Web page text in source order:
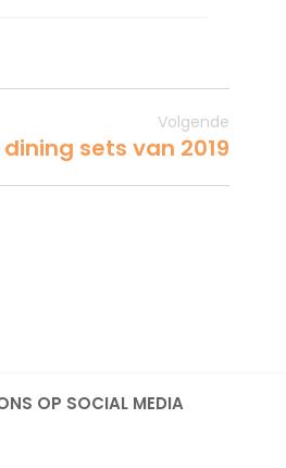
Volgende
sets van 2019
OP SOCIAL MEDIA